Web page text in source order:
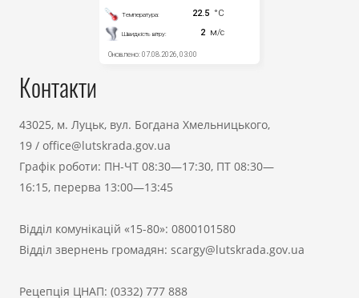
Контакти
43025, м. Луцьк, вул. Богдана Хмельницького,
19 / office@lutskrada.gov.ua
Графік роботи: ПН-ЧТ 08:30—17:30, ПТ 08:30—
16:15, перерва 13:00—13:45
Відділ комунікацій «15-80»: 0800101580
Відділ звернень громадян: scargy@lutskrada.gov.ua
Рецепція ЦНАП: (0332) 777 888